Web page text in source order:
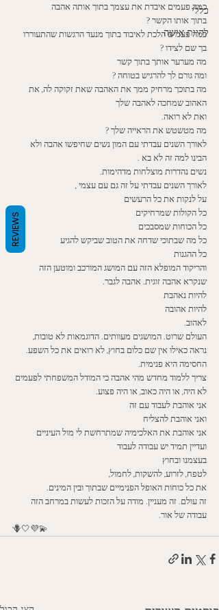
כללי
להיות אישה
כמה פעמים איבדת את עצמך בתוך אותה אהבה
בתוך אותו הקשר ?
כמה פעמים הלכת לאיבוד בתוך מנעד הרגשות שהתעוררו
בך שם לצידו ?
מה מערער אותך בתוך קשר
ומה גורם לך להרגיש בטוחה ?
מה בתוכך מרחיק ממך את האהבה שאת זקוקה לה, את
האהוב שמחכה לאהבה שלך
ואת לא רואה.
מה מטשטש את הראייה שלך ?
לאורך השנים עבדתי עם המון נשים שחיפשו אהבה ולא
הבינו למה זה לא בא .
נשים נהדרות מוצלחות מדהימות.
לאורך השנים עבדתי על זה גם עם עצמי ,
על לנקות את כל הרעשים
כל הקולות שמרחיקים
כל הכוחות שמסבכים
כל מה שבתוכי שדחה את הטוב שביקש להגיע
כל ההגנות
והריקוד המופלא הזה עם המושג המורכב ומוטען הזה
שנקרא אהבה זוגית. אהבה לגבר.
להיות נאהבת
להיות אהובה
לאהוב.
העולם שרוט. המושגים מעוותים. הדוגמאות לא טובות,
נראה כאילו אין שם כלום בחוץ, לא רואים את כל השפע.
החסימה היא פנימית.
צריך ללמוד מחדש מהי אהבה כי המודל המשפחתי לפעמים
לא היה, או היה כאוב, או היה פצוע.
אני אוהבת לעבוד עם זה
ואני אוהבת להצליח
אני אוהבת את האלכימיה שמתרחשת לי מול העיניים
ועדיין תמיד יש עבודה לעבוד
בעצמנו ובחוץ
לטפח, לזרוע, להשקות, לחמול,
את כל כוחות האופל הפנימיים שבתוך ובין המינים.
זה עולם. זה מעניין. מודה על הזכות לעשות במרחב הזה
עבודה של אור.
🪻🤍💜💫
REVIEWS